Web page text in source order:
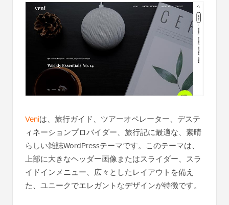
Veniは、旅行ガイド、ツアーオペレーター、デステ
ィネーションプロバイダー、旅行記に最適な、素晴
らしい雑誌WordPressテーマです。このテーマは、
上部に大きなヘッダー画像またはスライダー、スラ
イドインメニュー、広々としたレイアウトを備え
た、ユニークでエレガントなデザインが特徴です。